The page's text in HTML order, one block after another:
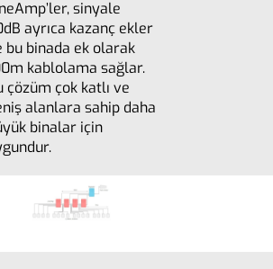
sinyale
ayrıca kazanç ekler
bu binada ek olarak
kablolama sağlar.
çözüm çok katlı ve
alanlara sahip daha
binalar için